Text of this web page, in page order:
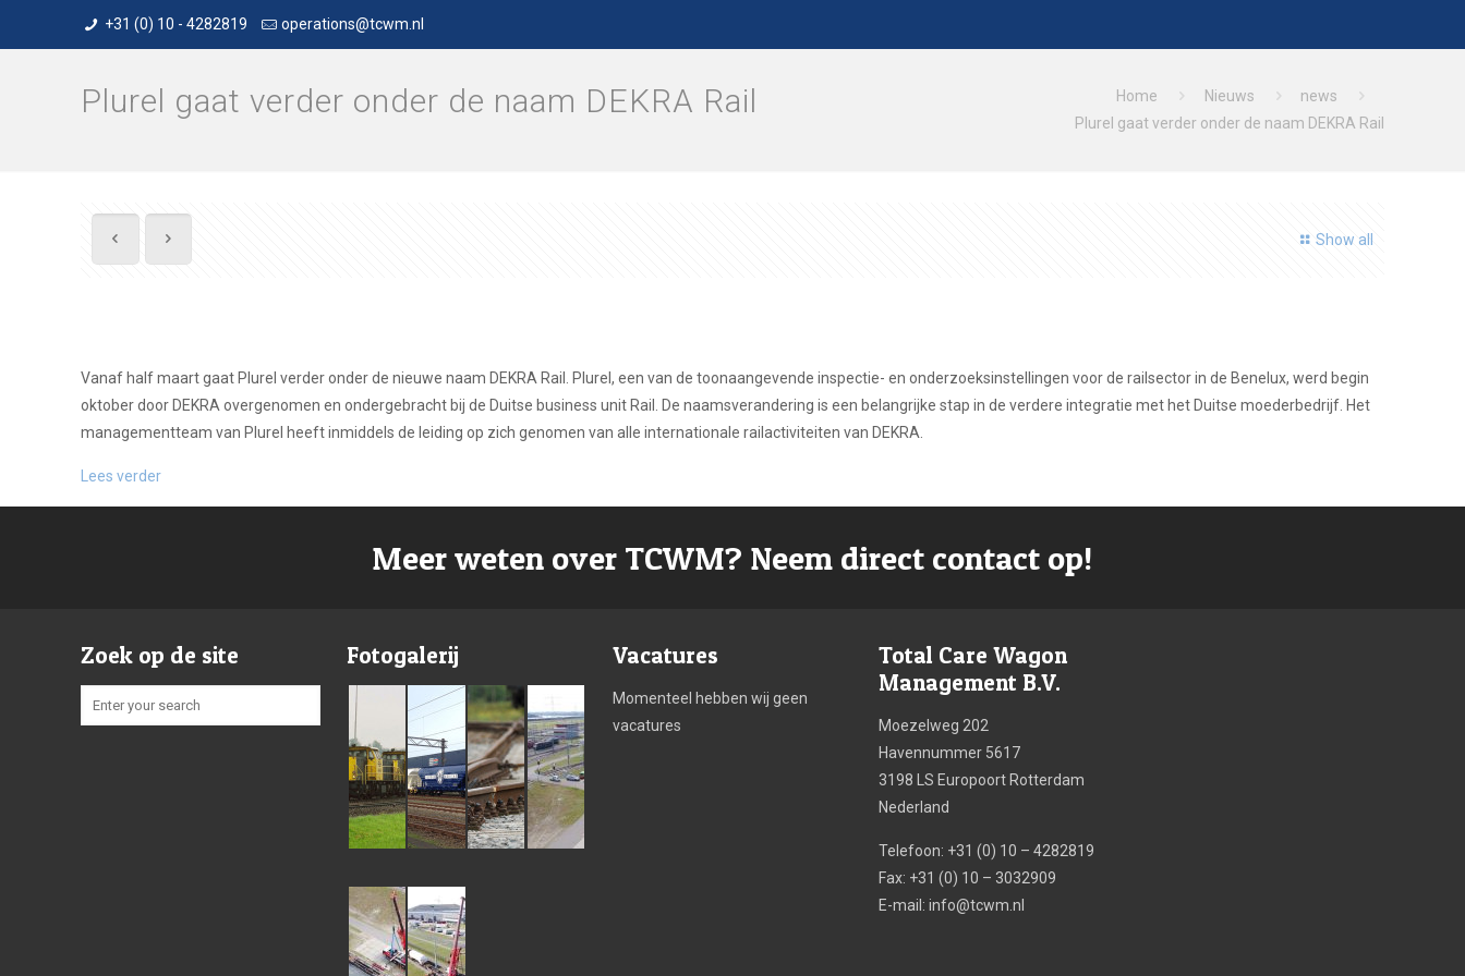
+31 (0) 10 - 4282819 operations@tcwm.nl
Plurel gaat verder onder de naam DEKRA Rail Home Nieuws
news
Plurel gaat verder onder de naam DEKRA Rail
Show all
Vanaf half maart gaat Plurel verder onder de nieuwe naam DEKRA Rail. Plurel, een van de toonaangevende inspectie- en onderzoeksinstellingen voor de railsector in de Benelux, werd begin
oktober door DEKRA overgenomen en ondergebracht bij de Duitse business unit Rail. De naamsverandering is een belangrijke stap in de verdere integratie met het Duitse moederbedrijf. Het
managementteam van Plurel heeft inmiddels de leiding op zich genomen van alle internationale railactiviteiten van DEKRA.
Lees verder
Meer weten over TCWM? Neem direct contact op!
Zoek op de site Fotogalerij Vacatures
Momenteel hebben wij geen
vacatures
Total Care Wagon
Management B.V.
Moezelweg 202
Havennummer 5617
3198 LS Europoort Rotterdam
Nederland
Telefoon: +31 (0) 10 – 4282819
Fax: +31 (0) 10 – 3032909
E-mail:info@tcwm.nl